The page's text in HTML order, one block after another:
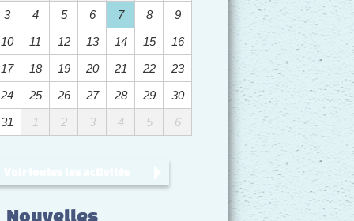
3
4 5 6 7 8
9
10
11 12 13 14 15
16
17
18 19 20 21 22
23
24
25 26 27 28 29
30
31
1 2 3 4 5 6
Nouvelles